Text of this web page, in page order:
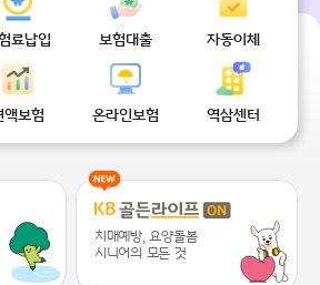
?
료납입 보험대출 자동이체
액보험 온라인보험 역삼센터
스 추천드릴게요 ~
치매예방, 요양돌봄
시니어의 모든 것